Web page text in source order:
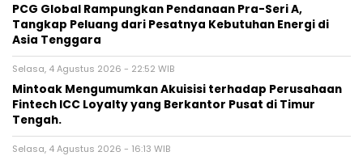
PCG Global Rampungkan Pendanaan Pra-Seri A,
Tangkap Peluang dari Pesatnya Kebutuhan Energi di
Asia Tenggara
Selasa, 4 Agustus 2026 - 22:52 WIB
Mintoak Mengumumkan Akuisisi terhadap Perusahaan
Fintech ICC Loyalty yang Berkantor Pusat di Timur
Tengah.
Selasa, 4 Agustus 2026 - 16:13 WIB